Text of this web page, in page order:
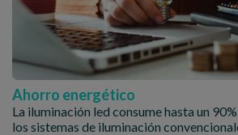
Ahorro energético
La iluminación led consume hasta un
los sistemas de iluminación